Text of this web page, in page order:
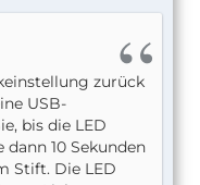
zurück
USB-
bis die LED
10 Sekunden
Stift. Die LED